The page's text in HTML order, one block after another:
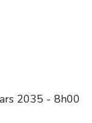
2035 - 8h00